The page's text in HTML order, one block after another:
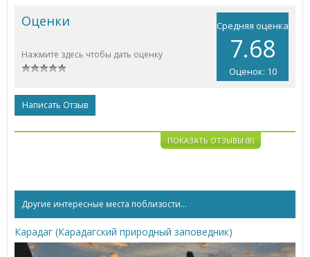
Средняя оценка
7.68
Оценок: 10
Оценки
Нажмите здесь чтобы дать оценку
Написать Отзыв
ПОКАЗАТЬ ОТЗЫВЫ (8)
Другие интересные места поблизости...
Карадаг (Карадагский природный заповедник)